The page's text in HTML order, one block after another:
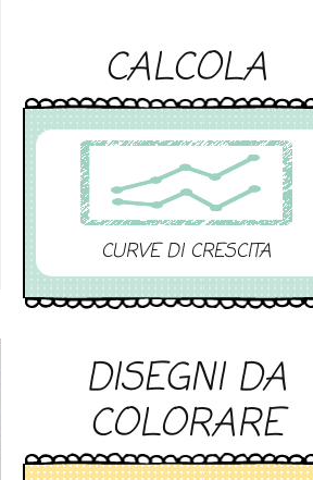
CALCOLA
CURVE DI CRESCITA
DISEGNI DA
COLORARE